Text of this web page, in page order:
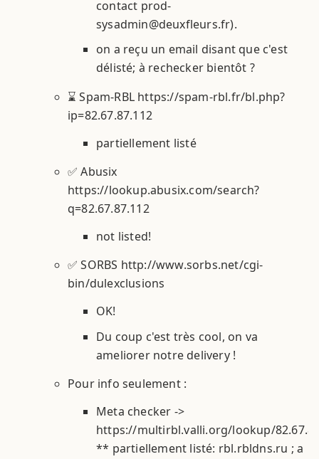
contact prod-
sysadmin@deuxfleurs.fr).
on a reçu un email disant que c'est
délisté; à rechecker bientôt ?
⌛ Spam-RBL https://spam-rbl.fr/bl.php?
ip=82.67.87.112
partiellement listé
✅ Abusix
https://lookup.abusix.com/search?
q=82.67.87.112
not listed!
✅ SORBS http://www.sorbs.net/cgi-
bin/dulexclusions
OK!
Du coup c'est très cool, on va
ameliorer notre delivery !
Pour info seulement :
Meta checker ->
https://multirbl.valli.org/lookup/
** partiellement listé: rbl.rbldns.ru ; a